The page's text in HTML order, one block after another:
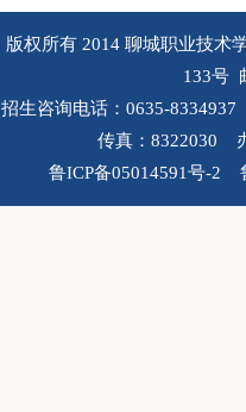
版权所有 2014 聊城职业技
133号
招生咨询电话：0635-
传真：8322030
鲁ICP备05014591号-2